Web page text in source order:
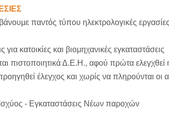
παντός τύπου ηλεκτρολογικές
για κατοικίες και βιομηχανικές εγκαταστάσεις
πιστοποιητικά Δ.Ε.Η., αφού πρώτα ελεγχθεί
έλεγχος και χωρίς να πληρούνται οι
- Εγκαταστάσεις Νέων παροχών